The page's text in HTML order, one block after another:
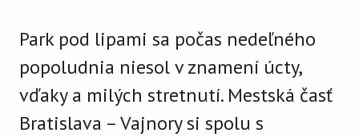
Park pod lipami sa počas nedeľného
popoludnia niesol v znamení úcty,
vďaky a milých stretnutí. Mestská časť
Bratislava – Vajnory si spolu s